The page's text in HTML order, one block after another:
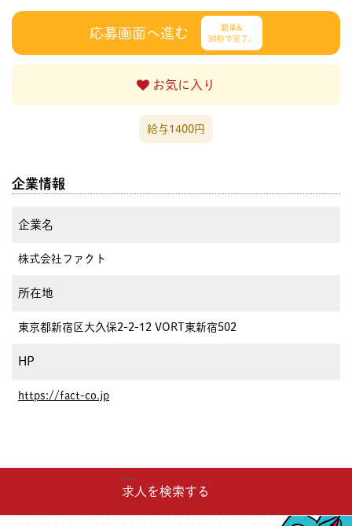
応募画面へ進む
簡単&
30秒で完了♩
お気に入り
給与1400円
企業情報
企業名
株式会社ファクト
所在地
東京都新宿区大久保2-2-12 VORT東新宿502
HP
https://fact-co.jp
求人を検索する